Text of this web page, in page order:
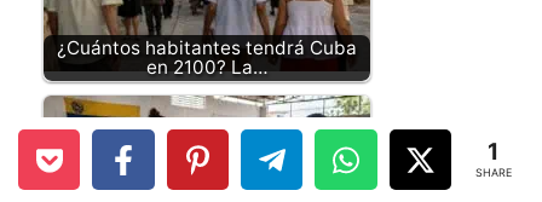
¿Cuántos habitantes tendrá Cuba
en 2100? La…
1
SHARE